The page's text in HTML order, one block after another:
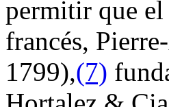
permitir que el
francés,
1799),(7)